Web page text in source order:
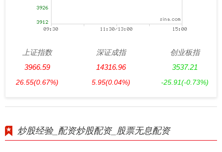
上证指数
3966.59
26.55(0.67%)
深证成指
14316.96
5.95(0.04%)
创业板指
3537.21
-25.91(-0.73%)
炒股经验_配资炒股配资_股票无息配资